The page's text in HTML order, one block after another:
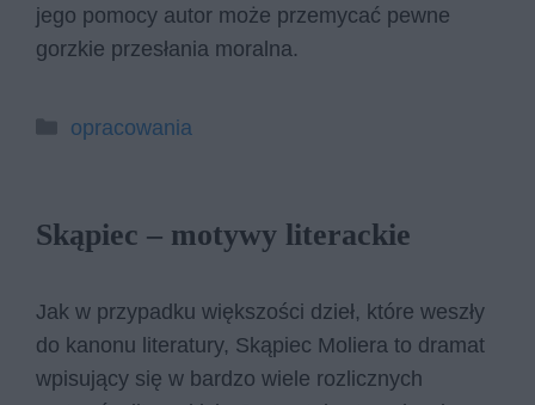
jego pomocy autor może przemycać pewne
gorzkie przesłania moralna.
Kategorie
opracowania
Skąpiec – motywy literackie
Jak w przypadku większości dzieł, które weszły
do kanonu literatury, Skąpiec Moliera to dramat
wpisujący się w bardzo wiele rozlicznych